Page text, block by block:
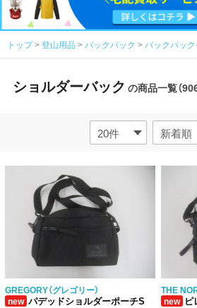
トップ 登山用品 バックパック バックパッ
ショルダーバック の商品一覧（
GREGORY（グレゴリー）
new パデッドショルダーポーチS
THE
new ピ